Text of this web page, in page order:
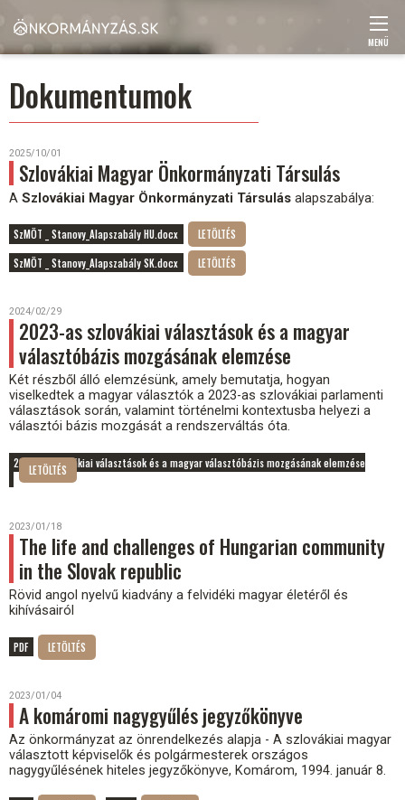
tartalomra
Main
navigation
MENÜ
Dokumentumok
2025/10/01
Szlovákiai Magyar Önkormányzati Társulás
A Szlovákiai Magyar Önkormányzati Társulás alapszabálya:
SzMÖT _ Stanovy_Alapszabály HU.docx
SzMÖT _ Stanovy_Alapszabály SK.docx
2024/02/29
2023-as szlovákiai választások és a magyar
választóbázis mozgásának elemzése
Két részből álló elemzésünk, amely bemutatja, hogyan
viselkedtek a magyar választók a 2023-as szlovákiai parlamenti
választások során, valamint történelmi kontextusba helyezi a
választói bázis mozgását a rendszerváltás óta.
2023-as szlovákiai választások és a magyar választóbázis mozgásának elemzése
2023/01/18
The life and challenges of Hungarian community
in the Slovak republic
Rövid angol nyelvű kiadvány a felvidéki magyar életéről és
kihívásairól
PDF
2023/01/04
A komáromi nagygyűlés jegyzőkönyve
Az önkormányzat az önrendelkezés alapja - A szlovákiai magyar
választott képviselők és polgármesterek országos
nagygyűlésének hiteles jegyzőkönyve, Komárom, 1994. január 8.